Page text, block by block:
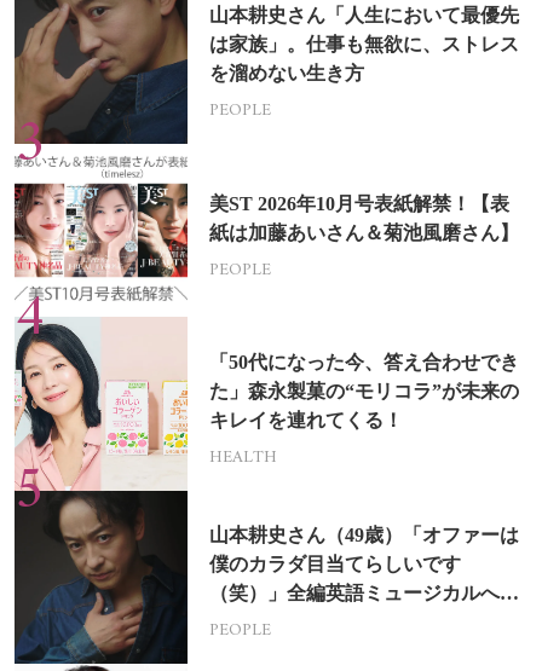
山本耕史さん「人生において最優先
は家族」。仕事も無欲に、ストレス
を溜めない生き方
PEOPLE
美ST 2026年10月号表紙解禁！【表
紙は加藤あいさん＆菊池風磨さん】
PEOPLE
「50代になった今、答え合わせでき
た」森永製菓の“モリコラ”が未来の
キレイを連れてくる！
HEALTH
山本耕史さん（49歳）「オファーは
僕のカラダ目当てらしいです
（笑）」全編英語ミュージカルへの
挑戦
PEOPLE